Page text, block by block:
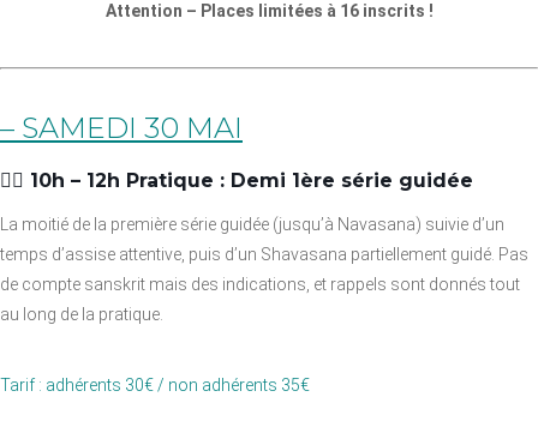
Attention – Places limitées à 16 inscrits !
– SAMEDI 30 MAI
👉🏼 10h – 12h Pratique : Demi 1ère série guidée
La moitié de la première série guidée (jusqu’à Navasana) suivie d’un
temps d’assise attentive, puis d’un Shavasana partiellement guidé. Pas
de compte sanskrit mais des indications, et rappels sont donnés tout
au long de la pratique.
Tarif : adhérents 30€ / non adhérents 35€